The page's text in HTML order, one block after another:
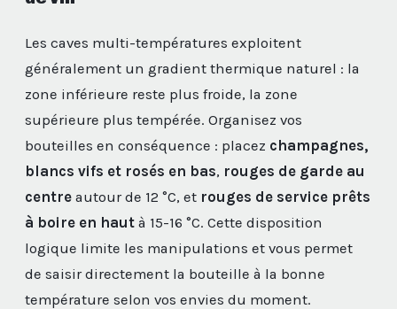
Les caves multi-températures exploitent
généralement un gradient thermique naturel : la
zone inférieure reste plus froide, la zone
supérieure plus tempérée. Organisez vos
bouteilles en conséquence : placez champagnes,
blancs vifs et rosés en bas, rouges de garde au
centre autour de 12 °C, et rouges de service prêts
à boire en haut à 15-16 °C. Cette disposition
logique limite les manipulations et vous permet
de saisir directement la bouteille à la bonne
température selon vos envies du moment.